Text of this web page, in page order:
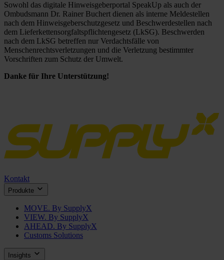
Sowohl das digitale Hinweisgeberportal SpeakUp als auch der
Ombudsmann Dr. Rainer Buchert dienen als interne Meldestellen
nach dem Hinweisgeberschutzgesetz und Beschwerdestellen nach
dem Lieferkettensorgfaltspflichtengesetz (LkSG). Beschwerden
nach dem LkSG betreffen nur Verdachtsfälle von
Menschenrechtsverletzungen und die Verletzung bestimmter
Vorschriften zum Schutz der Umwelt.
Danke für Ihre Unterstützung!
Kontakt
Produkte
MOVE. By SupplyX
VIEW. By SupplyX
AHEAD. By SupplyX
Customs Solutions
Insights